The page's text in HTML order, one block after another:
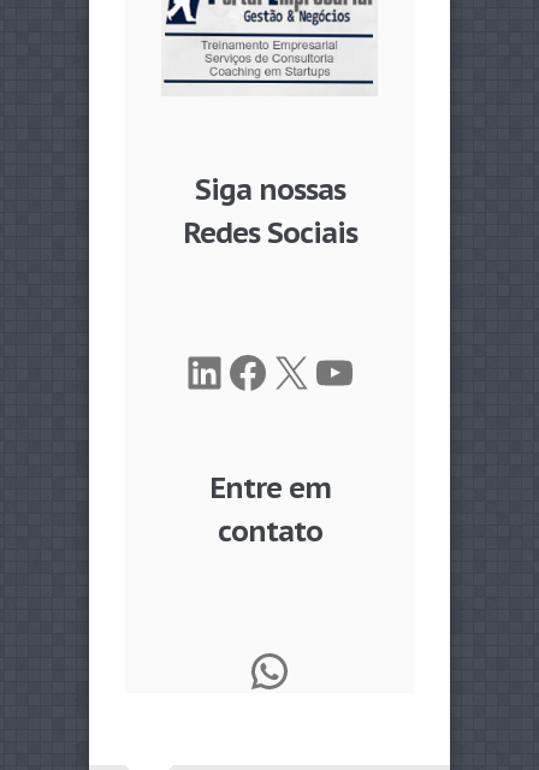
Siga nossas
Redes Sociais
LinkedIn
Facebook
X Youtube
Entre em
contato
WhatsApp